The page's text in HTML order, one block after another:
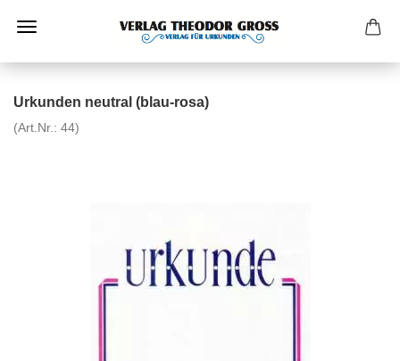
Urkunden neutral (blau-rosa)
(Art.Nr.: 44)